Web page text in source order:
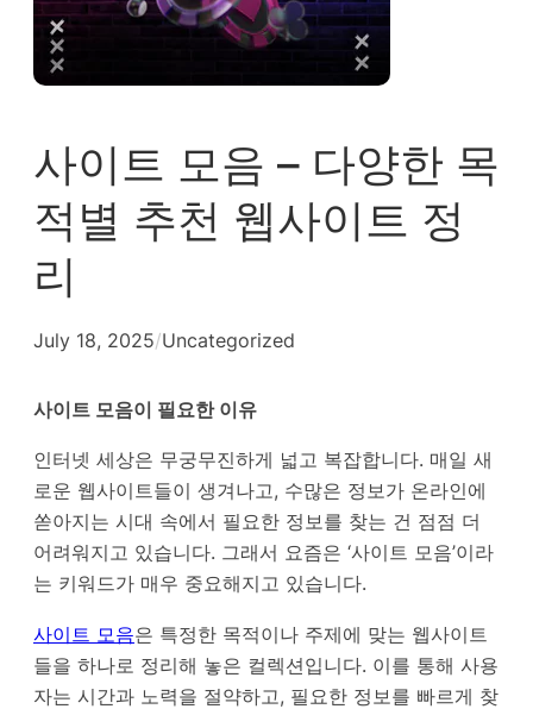
사이트 모음 – 다양한 목
적별 추천 웹사이트 정
리
July 18, 2025/Uncategorized
사이트 모음이 필요한 이유
인터넷 세상은 무궁무진하게 넓고 복잡합니다. 매일 새
로운 웹사이트들이 생겨나고, 수많은 정보가 온라인에
쏟아지는 시대 속에서 필요한 정보를 찾는 건 점점 더
어려워지고 있습니다. 그래서 요즘은 ‘사이트 모음’이라
는 키워드가 매우 중요해지고 있습니다.
사이트 모음은 특정한 목적이나 주제에 맞는 웹사이트
들을 하나로 정리해 놓은 컬렉션입니다. 이를 통해 사용
자는 시간과 노력을 절약하고, 필요한 정보를 빠르게 찾